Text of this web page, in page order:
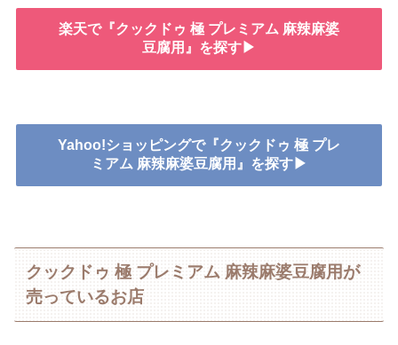
楽天で『クックドゥ 極 プレミアム 麻辣麻婆
豆腐用』を探す▶
Yahoo!ショッピングで『クックドゥ 極 プレ
ミアム 麻辣麻婆豆腐用』を探す▶
クックドゥ 極 プレミアム 麻辣麻婆豆腐用が
売っているお店